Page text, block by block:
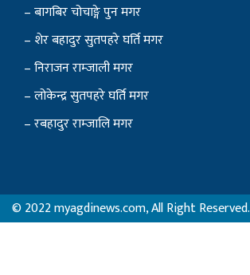
– बागबिर चोचाङ्गे पुन मगर
– शेर बहादुर सुतपहरे घर्ति मगर
– निराजन राम्जाली मगर
– लोकेन्द्र सुतपहरे घर्ति मगर
– रबहादुर राम्जालि मगर
© 2022 myagdinews.com, All Right Reserved.